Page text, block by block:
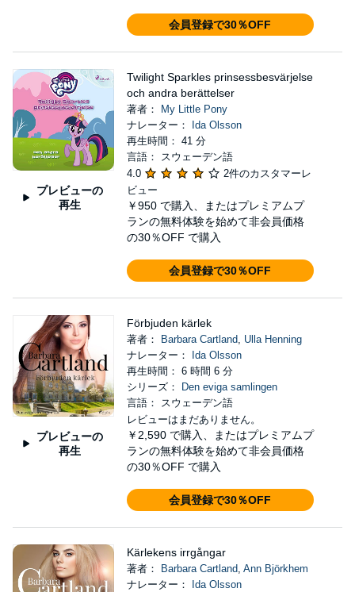
会員登録で30％OFF
プレビューの
再生
Twilight Sparkles prinsessbesvärjelse
och andra berättelser
著者：
My Little Pony
ナレーター：
Ida Olsson
再生時間： 41 分
言語： スウェーデン語
4.0
2件のカスタマーレ
ビュー
￥950 で購入、またはプレミアムプ
ランの無料体験を始めて非会員価格
の30％OFF で購入
会員登録で30％OFF
プレビューの
再生
Förbjuden kärlek
著者： Barbara Cartland, Ulla Henning
ナレーター：
Ida Olsson
再生時間： 6 時間 6 分
シリーズ：
Den eviga samlingen
言語： スウェーデン語
レビューはまだありません。
￥2,590 で購入、またはプレミアムプ
ランの無料体験を始めて非会員価格
の30％OFF で購入
会員登録で30％OFF
Kärlekens irrgångar
著者： Barbara Cartland, Ann Björkhem
ナレーター：
Ida Olsson